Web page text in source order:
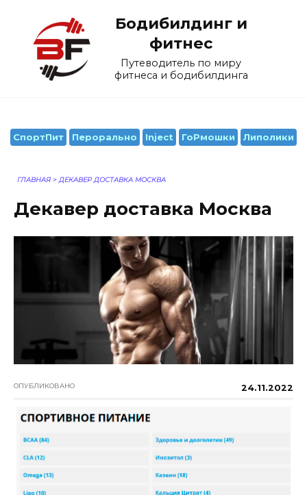
содержанию
Бодибилдинг и
фитнес
Путеводитель по миру
фитнеса и бодибилдинга
СпортПит Перорально Inject ГоРмошки Липолики
ГЛАВНАЯ > ДЕКАВЕР ДОСТАВКА МОСКВА
Декавер доставка Москва
ОПУБЛИКОВАНО 24.11.2022